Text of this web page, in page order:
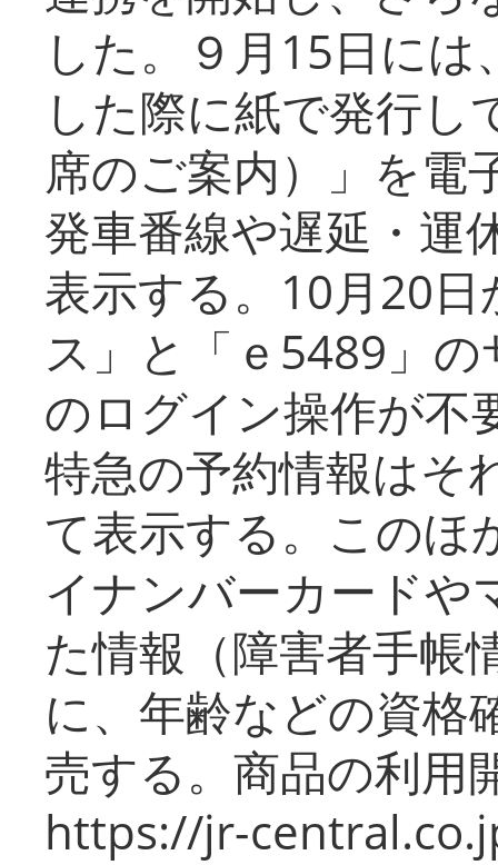
した。９月15日に
した際に紙で発行し
席のご案内）」を電
発車番線や遅延・運
表示する。10月20
ス」と「ｅ5489」
のログイン操作が不
特急の予約情報はそ
て表示する。このほ
イナンバーカードや
た情報（障害者手帳
に、年齢などの資格
売する。商品の利用
https://jr-